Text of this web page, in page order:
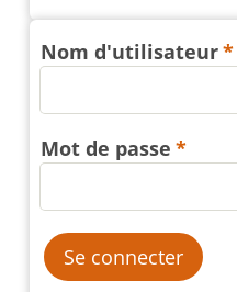
Nom d'utilisateur
Mot de passe